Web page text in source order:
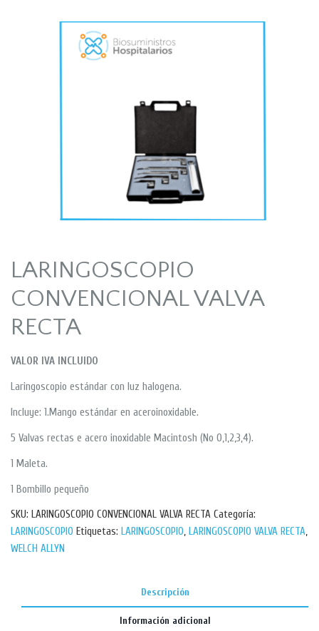
LARINGOSCOPIO
CONVENCIONAL VALVA
RECTA
VALOR IVA INCLUIDO
Laringoscopio estándar con luz halogena.
Incluye: 1.Mango estándar en aceroinoxidable.
5 Valvas rectas e acero inoxidable Macintosh (No 0,1,2,3,4).
1 Maleta.
1 Bombillo pequeño
SKU: LARINGOSCOPIO CONVENCIONAL VALVA RECTA Categoría:
LARINGOSCOPIO Etiquetas: LARINGOSCOPIO, LARINGOSCOPIO VALVA RECTA,
WELCH ALLYN
Descripción
Información adicional